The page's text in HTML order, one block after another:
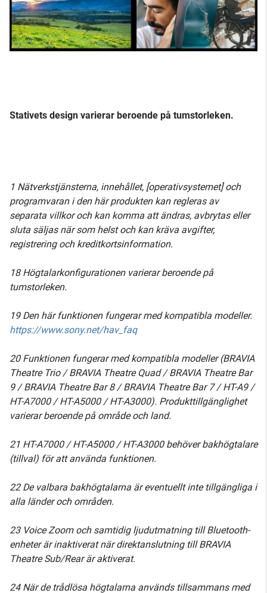
Stativets design varierar beroende på tumstorleken.
1 Nätverkstjänsterna, innehållet, [operativsystemet] och
programvaran i den här produkten kan regleras av
separata villkor och kan komma att ändras, avbrytas eller
sluta säljas när som helst och kan kräva avgifter,
registrering och kreditkortsinformation.
18 Högtalarkonfigurationen varierar beroende på
tumstorleken.
19 Den här funktionen fungerar med kompatibla modeller.
https://www.sony.net/hav_faq
20 Funktionen fungerar med kompatibla modeller (BRAVIA
Theatre Trio / BRAVIA Theatre Quad / BRAVIA Theatre Bar
9 / BRAVIA Theatre Bar 8 / BRAVIA Theatre Bar 7 / HT-A9 /
HT-A7000 / HT-A5000 / HT-A3000). Produkttillgänglighet
varierar beroende på område och land.
21 HT-A7000 / HT-A5000 / HT-A3000 behöver bakhögtalare
(tillval) för att använda funktionen.
22 De valbara bakhögtalarna är eventuellt inte tillgängliga i
alla länder och områden.
23 Voice Zoom och samtidig ljudutmatning till Bluetooth-
enheter är inaktiverat när direktanslutning till BRAVIA
Theatre Sub/Rear är aktiverat.
24 När de trådlösa högtalarna används tillsammans med